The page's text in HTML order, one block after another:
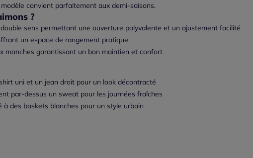
convient parfaitement aux demi-saisons.
?
sens permettant une ouverture polyvalente et un ajustement facilité
un espace de rangement pratique
manches garantissant un bon maintien et confort
uni et un jean droit pour un look décontracté
par-dessus un sweat pour les journées fraîches
à des baskets blanches pour un style urbain